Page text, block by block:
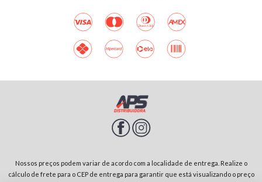
Nossos preços podem variar de acordo com a localidade de entrega. Realize o
cálculo de frete para o CEP de entrega para garantir que está visualizando o preço